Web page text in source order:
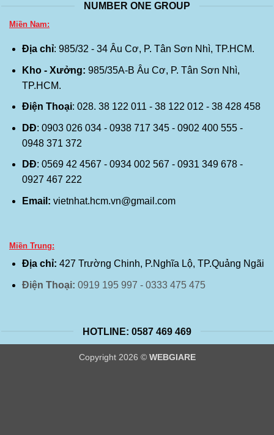
NUMBER ONE GROUP
Miền Nam:
Địa chỉ: 985/32 - 34 Âu Cơ, P. Tân Sơn Nhì, TP.HCM.
Kho - Xưởng: 985/35A-B Âu Cơ, P. Tân Sơn Nhì,
TP.HCM.
Điện Thoại: 028. 38 122 011 - 38 122 012 - 38 428 458
DĐ: 0903 026 034 - 0938 717 345 - 0902 400 555 -
0948 371 372
DĐ: 0569 42 4567 - 0934 002 567 - 0931 349 678 -
0927 467 222
Email: vietnhat.hcm.vn@gmail.com
Miền Trung:
Địa chỉ: 427 Trường Chinh, P.Nghĩa Lộ, TP.Quảng Ngãi
Điện Thoại: 0919 195 997 - 0333 475 475
HOTLINE: 0587 469 469
Copyright 2026 © WEBGIARE